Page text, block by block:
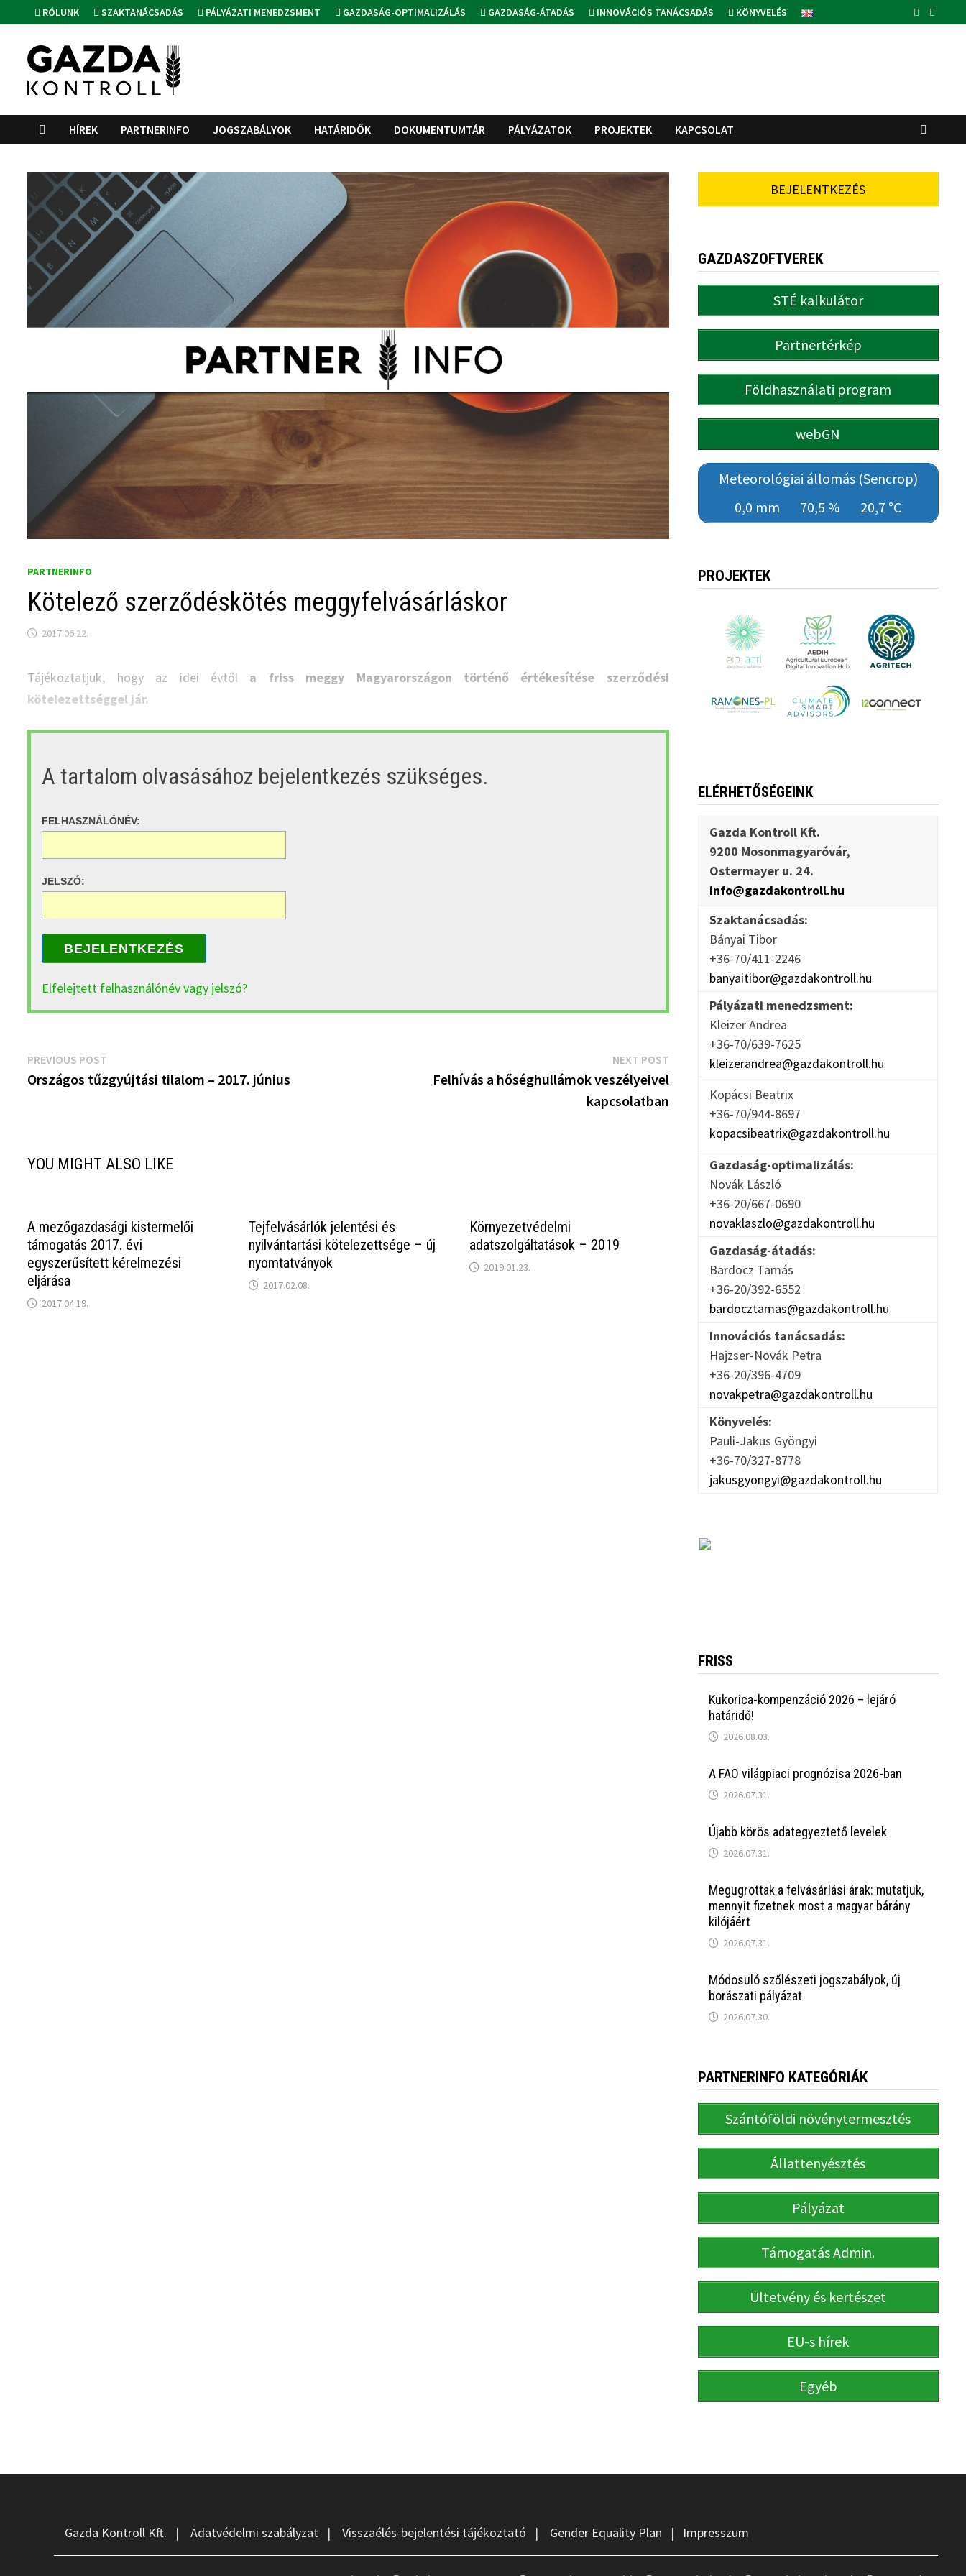
to
content
RÓLUNK SZAKTANÁCSADÁS PÁLYÁZATI MENEDZSMENT GAZDASÁG-OPTIMALIZÁLÁS GAZDASÁG-ÁTADÁS INNOVÁCIÓS TANÁCSADÁS KÖNYVELÉS
HÍREK PARTNERINFO JOGSZABÁLYOK HATÁRIDŐK DOKUMENTUMTÁR PÁLYÁZATOK PROJEKTEK KAPCSOLAT
PARTNERINFO
Kötelező szerződéskötés meggyfelvásárláskor
2017.06.22.
Tájékoztatjuk, hogy az idei évtől a friss meggy Magyarországon történő értékesítése szerződési
kötelezettséggel jár.
A tartalom olvasásához bejelentkezés szükséges.
FELHASZNÁLÓNÉV:
JELSZÓ:
BEJELENTKEZÉS
Elfelejtett felhasználónév vagy jelszó?
Bejegyzés
navigáció
PREVIOUS POST
post:
Országos tűzgyújtási tilalom – 2017. június
NEXT POSTNext
post:
Felhívás a hőséghullámok veszélyeivel
kapcsolatban
YOU MIGHT ALSO LIKE
A mezőgazdasági kistermelői
támogatás 2017. évi
egyszerűsített kérelmezési
eljárása
2017.04.19.
Tejfelvásárlók jelentési és
nyilvántartási kötelezettsége – új
nyomtatványok
2017.02.08.
Környezetvédelmi
adatszolgáltatások – 2019
2019.01.23.
BEJELENTKEZÉS
GAZDASZOFTVEREK
STÉ kalkulátor
Partnertérkép
Földhasználati program
webGN
Meteorológiai állomás (Sencrop)
0,0 mm
70,5 % 20,7 °C
PROJEKTEK
ELÉRHETŐSÉGEINK
Gazda Kontroll Kft.
9200 Mosonmagyaróvár,
Ostermayer u. 24.
info@gazdakontroll.hu
Szaktanácsadás:
Bányai Tibor
+36-70/411-2246
banyaitibor@gazdakontroll.hu
Pályázati menedzsment:
Kleizer Andrea
+36-70/639-7625
kleizerandrea@gazdakontroll.hu
Kopácsi Beatrix
+36-70/944-8697
kopacsibeatrix@gazdakontroll.hu
Gazdaság-optimalizálás:
Novák László
+36-20/667-0690
novaklaszlo@gazdakontroll.hu
Gazdaság-átadás:
Bardocz Tamás
+36-20/392-6552
bardocztamas@gazdakontroll.hu
Innovációs tanácsadás:
Hajzser-Novák Petra
+36-20/396-4709
novakpetra@gazdakontroll.hu
Könyvelés:
Pauli-Jakus Gyöngyi
+36-70/327-8778
jakusgyongyi@gazdakontroll.hu
FRISS
Kukorica-kompenzáció 2026 – lejáró
határidő!
2026.08.03.
A FAO világpiaci prognózisa 2026-ban
2026.07.31.
Újabb körös adategyeztető levelek
2026.07.31.
Megugrottak a felvásárlási árak: mutatjuk,
mennyit fizetnek most a magyar bárány
kilójáért
2026.07.31.
Módosuló szőlészeti jogszabályok, új
borászati pályázat
2026.07.30.
PARTNERINFO KATEGÓRIÁK
Szántóföldi növénytermesztés
Állattenyésztés
Pályázat
Támogatás Admin.
Ültetvény és kertészet
EU-s hírek
Egyéb
Gazda Kontroll Kft. |Adatvédelmi szabályzat |Visszaélés-bejelentési tájékoztató | Gender Equality Plan | Impresszum